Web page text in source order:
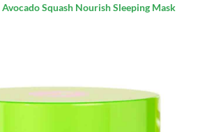
Squash Nourish Sleeping Mask